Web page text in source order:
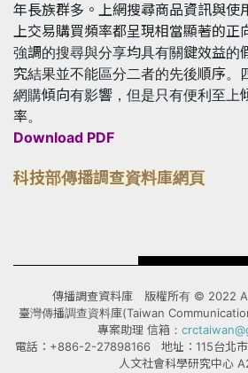
年長族群多。上網搜尋商品資訊與使
上交易購買頻率都呈現相當顯著的正
強調的搜尋與分享均具有關鍵效益的
究結果並不能區分二者的先後順序。
網購傾向有影響，但是只有便利至上
率。
Download PDF
科技部傳播調查資料庫網頁
傳播調查資料庫 版權所有 © 2022
臺灣傳播調查資料庫(Taiwan
專案助理 信箱：
電話：+886-2-27898166 地址：115台北市
人文社會科學研究中心